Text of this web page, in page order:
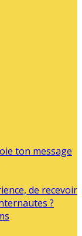
ton message
de recevoir
?